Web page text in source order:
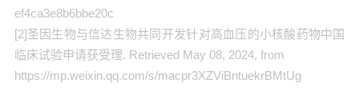
ef4ca3e8b6bbe20c
[2]圣因生物与信达生物共同开发针对高血压的小核酸药物中国
临床试验申请获受理. Retrieved May 08, 2024, from
https://mp.weixin.qq.com/s/macpr3XZViBntuekrBMtUg